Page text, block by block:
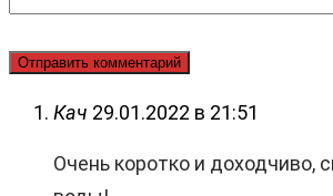
Кач 29.01.2022 в 21:51
Очень коротко и доходчиво,